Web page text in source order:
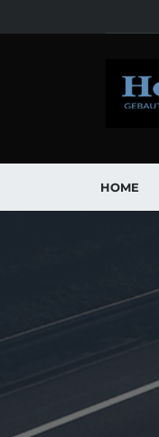
HOME